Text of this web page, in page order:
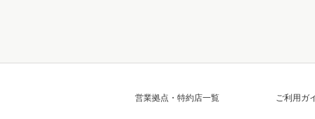
営業拠点・特約店一覧 ご利用ガ